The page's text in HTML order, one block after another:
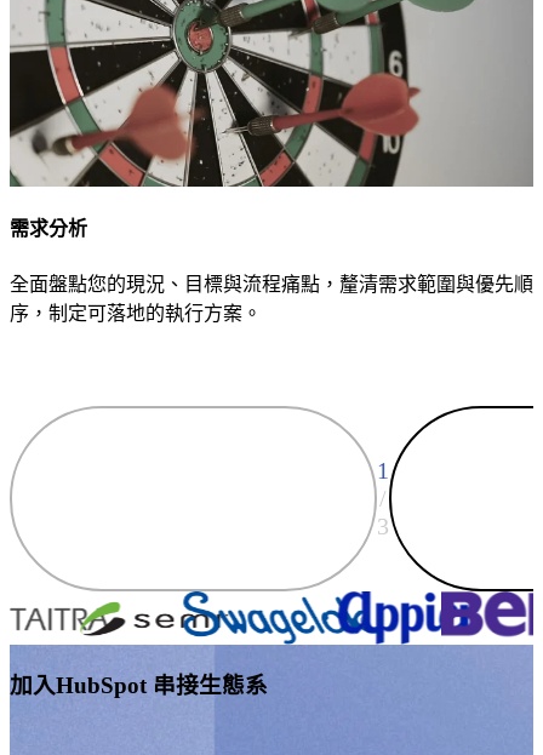
需求分析
全面盤點您的現況、目標與流程痛點，釐清需求範圍與優先順
序，制定可落地的執行方案。
1
/
3
加入HubSpot 串接生態系